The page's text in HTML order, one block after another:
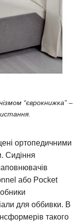
“єврокнижка” –
ортопедичними
Сидіння
або Pocket
для оббивки. В
такого